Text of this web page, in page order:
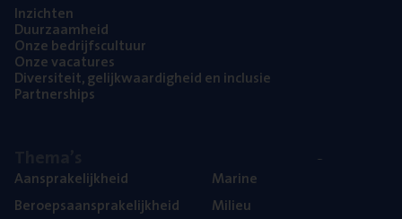
Inzich­ten
Duur­zaam­heid
Onze bedrijfs­cul­tuur
Onze vaca­tu­res
Diver­si­teit, gelijk­waar­dig­heid en inclusie
Part­ner­ships
Aan­spra­ke­lijk­heid
Beroeps­aan­spra­ke­lijk­heid
Mari­ne
Mili­eu